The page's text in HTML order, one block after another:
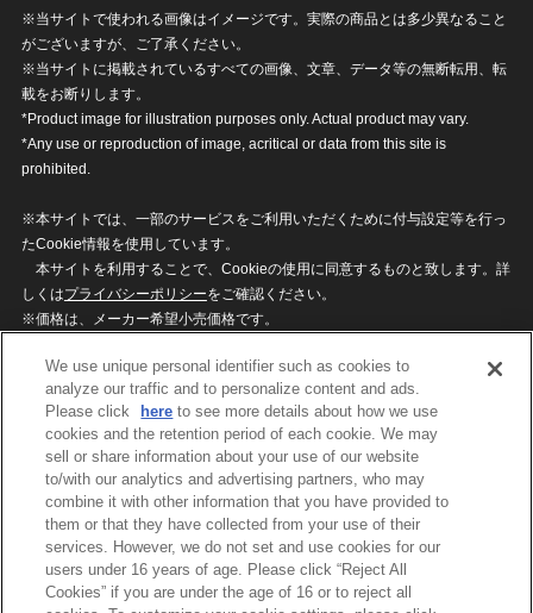
※当サイトで使われる画像はイメージです。実際の商品とは多少異なること
がございますが、ご了承ください。
※当サイトに掲載されているすべての画像、文章、データ等の無断転用、転
載をお断りします。
*Product image for illustration purposes only. Actual product may vary.
*Any use or reproduction of image, acritical or data from this site is
prohibited.
※本サイトでは、一部のサービスをご利用いただくために付与設定等を行っ
たCookie情報を使用しています。
本サイトを利用することで、Cookieの使用に同意するものと致します。詳
しくはプライバシーポリシーをご確認ください。
※価格は、メーカー希望小売価格です。
ざいますのでご了承ください。
privacypolicy
Do Not Sell or Share My
Personal Information
ウェブサイトご利用条件
ソーシャルメディアポリシー
個人情報保護方針
お問い合わせ
©BANDAI
We use unique personal identifier such as cookies to
analyze our traffic and to personalize content and ads.
Please click
here to see more details about how we use
cookies and the retention period of each cookie. We may
sell or share information about your use of our website
to/with our analytics and advertising partners, who may
combine it with other information that you have provided to
them or that they have collected from your use of their
services. However, we do not set and use cookies for our
users under 16 years of age. Please click “Reject All
Cookies” if you are under the age of 16 or to reject all